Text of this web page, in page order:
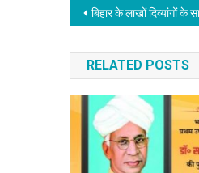
Post
बिहार के लाखों दिव्यांगों के साथ सरकार की दो रंगी नीति
RELATED POSTS